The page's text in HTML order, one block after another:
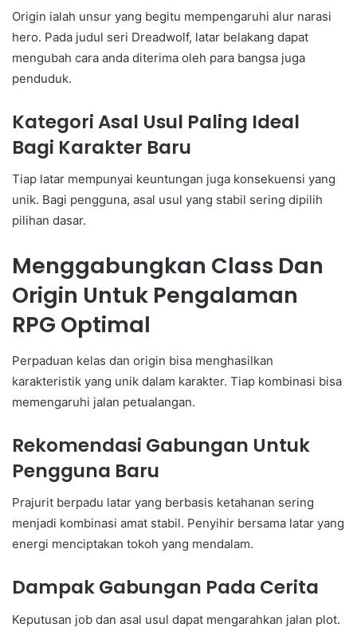
Origin ialah unsur yang begitu mempengaruhi alur narasi
hero. Pada judul seri Dreadwolf, latar belakang dapat
mengubah cara anda diterima oleh para bangsa juga
penduduk.
Kategori Asal Usul Paling Ideal
Bagi Karakter Baru
Tiap latar mempunyai keuntungan juga konsekuensi yang
unik. Bagi pengguna, asal usul yang stabil sering dipilih
pilihan dasar.
Menggabungkan Class Dan
Origin Untuk Pengalaman
RPG Optimal
Perpaduan kelas dan origin bisa menghasilkan
karakteristik yang unik dalam karakter. Tiap kombinasi bisa
memengaruhi jalan petualangan.
Rekomendasi Gabungan Untuk
Pengguna Baru
Prajurit berpadu latar yang berbasis ketahanan sering
menjadi kombinasi amat stabil. Penyihir bersama latar yang
energi menciptakan tokoh yang mendalam.
Dampak Gabungan Pada Cerita
Keputusan job dan asal usul dapat mengarahkan jalan plot.